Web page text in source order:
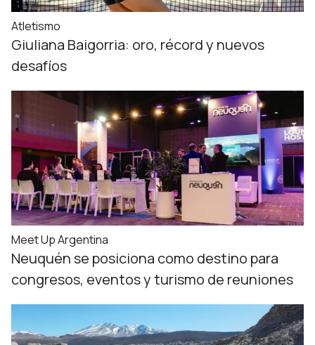
Atletismo
Giuliana Baigorria: oro, récord y nuevos
desafíos
Meet Up Argentina
Neuquén se posiciona como destino para
congresos, eventos y turismo de reuniones